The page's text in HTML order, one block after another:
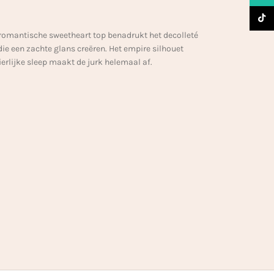
sweetheart top benadrukt het decolleté
een zachte glans creëren. Het empire silhouet
sleep maakt de jurk helemaal af.
TikTok